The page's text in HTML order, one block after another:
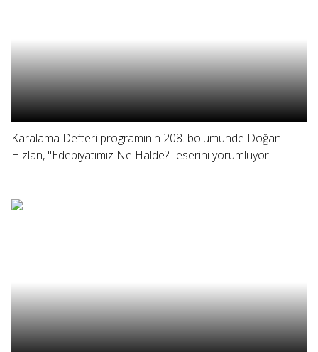
Karalama Defteri programının 208. bölümünde Doğan
Hızlan, "Edebiyatımız Ne Halde?" eserini yorumluyor.